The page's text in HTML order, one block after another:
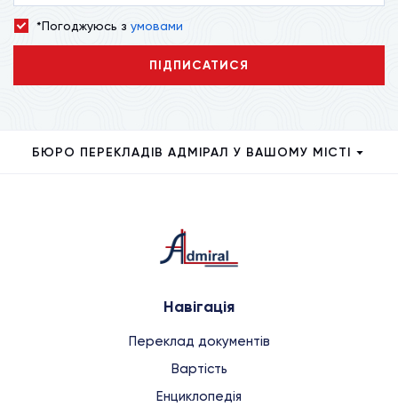
*Погоджуюсь з умовами
ПІДПИСАТИСЯ
БЮРО ПЕРЕКЛАДІВ АДМІРАЛ У ВАШОМУ МІСТІ
Навігація
Переклад документів
Вартість
Енциклопедія